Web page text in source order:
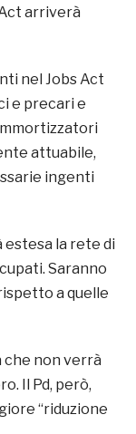
arriverà
nel Jobs Act
e precari e
attuabile,
ingenti
estesa la rete di
Saranno
a quelle
che non verrà
Il Pd, però,
“riduzione